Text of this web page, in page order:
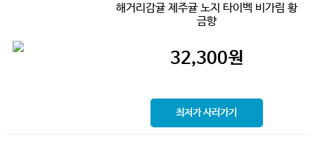
해거리감귤 제주귤 노지 타이벡 비가림 황
금향
32,300원
최저가 사러가기